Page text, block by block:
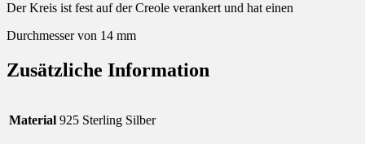
Der Kreis ist fest auf der Creole verankert und hat einen
Durchmesser von 14 mm
Zusätzliche Information
Material 925 Sterling Silber